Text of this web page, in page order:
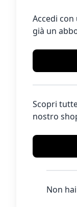
Accedi
già un
Scopri
nostro
Non